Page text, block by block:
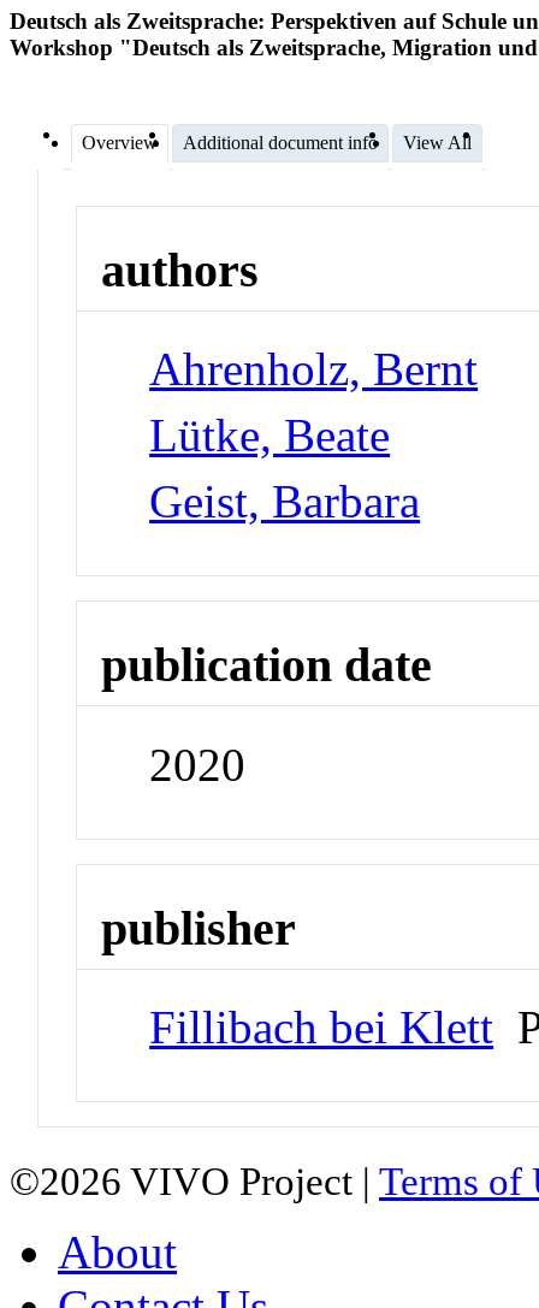
Deutsch als Zweitsprache: Perspektiven auf Schule
Workshop "Deutsch als Zweitsprache, Migration
Overview Additional document info View All
authors
Ahrenholz, Bernt
Lütke, Beate
Geist, Barbara
publication date
2020
publisher
Fillibach bei Klett
©2026 VIVO Project | Terms of
About